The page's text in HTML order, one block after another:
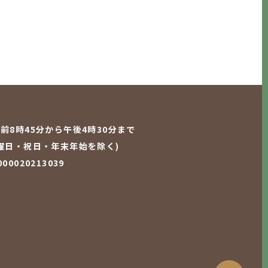
8時45分から午後4時30分まで
日・祝日・年末年始を除く)